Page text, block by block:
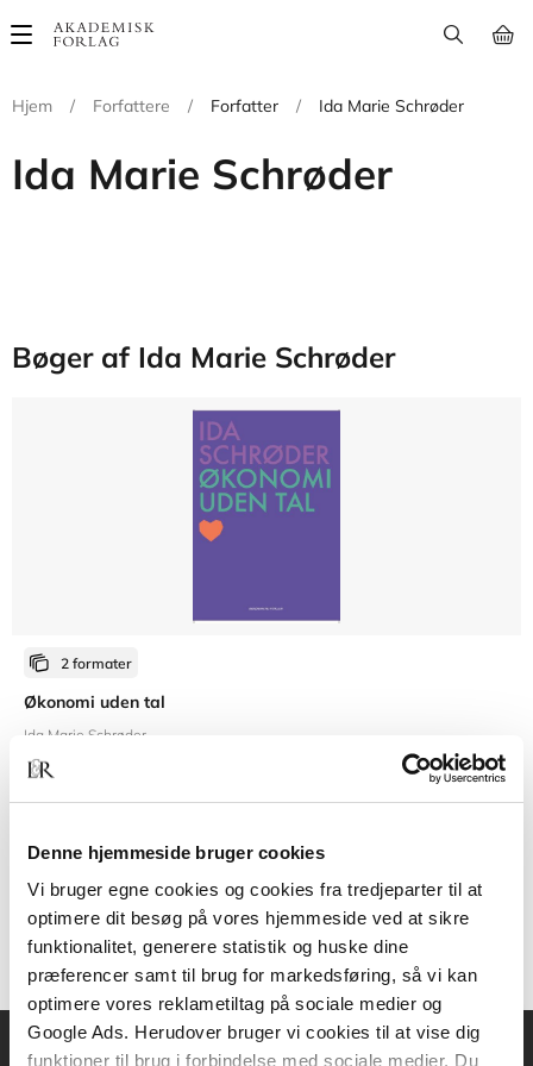
Denne hjemmeside bruger cookies
Vi bruger egne cookies og cookies fra tredjeparter til at
optimere dit besøg på vores hjemmeside ved at sikre
funktionalitet, generere statistik og huske dine
præferencer samt til brug for markedsføring, så vi kan
optimere vores reklametiltag på sociale medier og
Google Ads. Herudover bruger vi cookies til at vise dig
funktioner til brug i forbindelse med sociale medier. Du
Main
Hjem
/ Forfattere / Forfatter / Ida Marie Schrøder
Ida Marie Schrøder
Bøger af Ida Marie Schrøder
2 formater
Økonomi uden tal
Ida Marie Schrøder
219,95 KR.